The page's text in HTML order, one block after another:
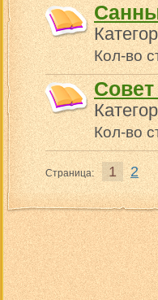
Кол-во
Совет
Кол-во
Страница: 1 2